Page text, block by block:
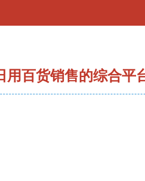
用百货销售的综合平